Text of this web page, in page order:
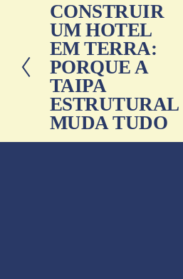
A
n
t
e
i
o
r
CONSTRUIR
UM HOTEL
EM TERRA:
PORQUE A
TAIPA
ESTRUTURAL
MUDA TUDO